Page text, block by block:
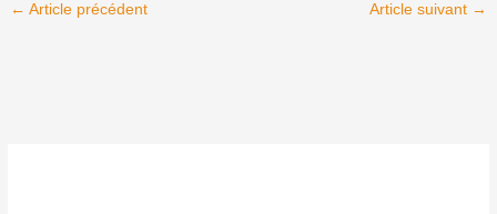
← Article précédent Article suivant →